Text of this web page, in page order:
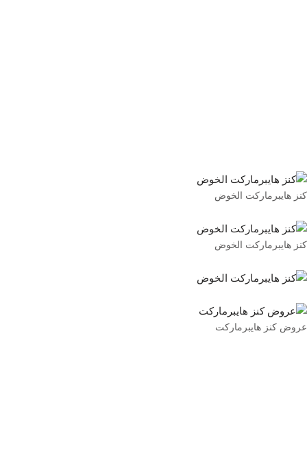
كنز هايبرماركت الخوض
كنز هايبرماركت الخوض
عروض كنز هايبرماركت